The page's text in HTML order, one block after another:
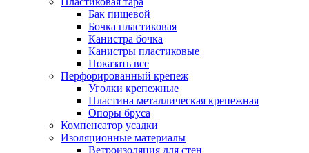
Бак пищевой
Бочка пластиковая
Канистра бочка
Канистры пластиковые
Показать все
Перфорированный крепеж
Уголки крепежные
Пластина металлическая крепежная
Опоры бруса
Компенсатор усадки
Изоляционные материалы
Ветроизоляция для стен